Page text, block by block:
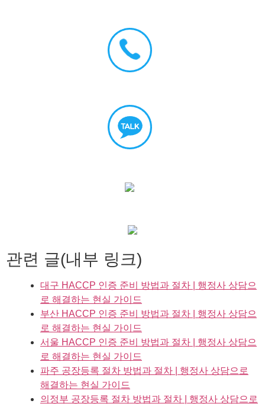
관련 글(내부 링크)
대구 HACCP 인증 준비 방법과 절차 | 행정사 상담으
로 해결하는 현실 가이드
부산 HACCP 인증 준비 방법과 절차 | 행정사 상담으
로 해결하는 현실 가이드
서울 HACCP 인증 준비 방법과 절차 | 행정사 상담으
로 해결하는 현실 가이드
파주 공장등록 절차 방법과 절차 | 행정사 상담으로
해결하는 현실 가이드
의정부 공장등록 절차 방법과 절차 | 행정사 상담으로